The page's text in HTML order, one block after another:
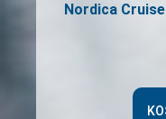
Nordica